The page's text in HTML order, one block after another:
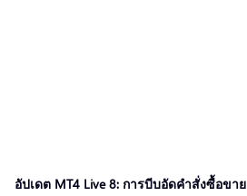
อัปเดต MT4 Live 8: การบีบอัดคำสั่งซื้อขาย